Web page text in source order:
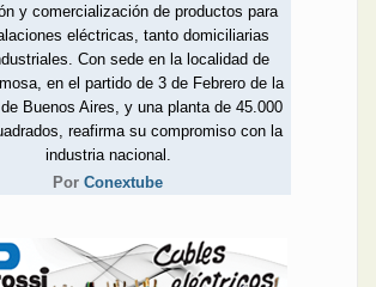
y comercialización de productos para
eléctricas, tanto domiciliarias
Con sede en la localidad de
en el partido de 3 de Febrero de la
Buenos Aires, y una planta de 45.000
reafirma su compromiso con la
industria nacional.
Por Conextube